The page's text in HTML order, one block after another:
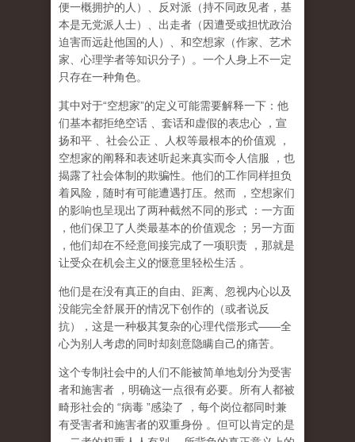
便一概拥护的人）、
反对派 （持不同政见者，基
本是无党派人士）、 出走者 （因遭受或担忧政治
迫害而远赴他国的人）、和空想家 （作家、艺术
家、心理学者等知识分子）。一个人身上不一定
只存在一种角色。
其中对于“空想家”的定义可能需要解释一下：他
们基本都拒绝空话
、套话和虚假的表忠心
，宣
扬和平
、社会公正 、人权等最根本的价值观
，
空想家的阐释和表述听起来真实而令人信服
，也
揭露了社会体制的欺骗性。他们的工作同样担负
着风险，随时有可能遭遇打压。然而
， 空想家们
的影响也呈现出了两种截然不同的形式
：一方面
，他们保卫了人类最基本的价值观念
；另一方面
，他们却在不经意间接完成了一项职责
，那就是
让受众在机会主义的惬意里轻松生活 。
他们是在没有真正的自由、距离、忽视内心以及
没能完全舒展开的情况下创作的（或者说反
抗），这是一种极其复杂的心理代偿形式——全
心为别人考虑的同时却刻意隐瞒自己的痛苦。
这个专制社会中的人们不能被简单地划分为受害
者和施害者
，明确这一点很有必要。所有人都被
畸形社会的 “病毒 ”感染了
，每个岗位都同时兼
有受害者和施害者的双重身份 。但可以肯定的是